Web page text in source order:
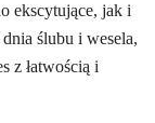
ekscytujące, jak i
ślubu i wesela,
z łatwością i